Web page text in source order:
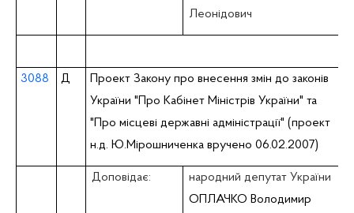
Леонідович
3088 Д
Проект Закону про внесення змін до законів
України "Про Кабінет Міністрів України" та
"Про місцеві державні адміністрації" (проект
н.д. Ю.Мірошниченка вручено 06.02.2007)
Доповідає:
народний депутат України
ОПЛАЧКО Володимир